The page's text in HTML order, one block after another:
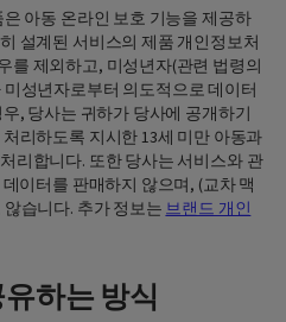
아동 온라인 보호 기능을 제공하
설계된 서비스의 제품 개인정보처
를 제외하고, 미성년자(관련 법령의
성년자로부터 의도적으로 데이터
, 당사는 귀하가 당사에 공개하기
리하도록 지시한 13세 미만 아동과
리합니다. 또한 당사는 서비스와 관
이터를 판매하지 않으며, (교차 맥
습니다. 추가 정보는 브랜드 개인
하는 방식